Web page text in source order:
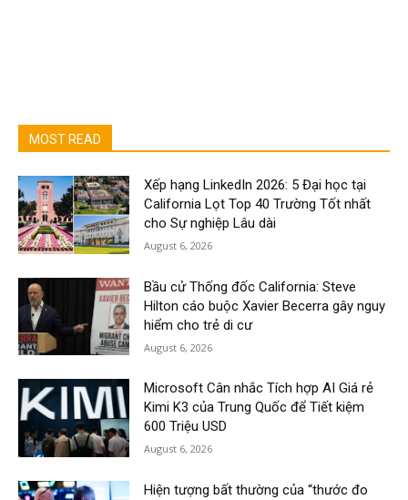
MOST READ
Xếp hạng LinkedIn 2026: 5 Đại học tại
California Lọt Top 40 Trường Tốt nhất
cho Sự nghiệp Lâu dài
August 6, 2026
Bầu cử Thống đốc California: Steve
Hilton cáo buộc Xavier Becerra gây nguy
hiểm cho trẻ di cư
August 6, 2026
Microsoft Cân nhắc Tích hợp AI Giá rẻ
Kimi K3 của Trung Quốc để Tiết kiệm
600 Triệu USD
August 6, 2026
Hiện tượng bất thường của “thước đo